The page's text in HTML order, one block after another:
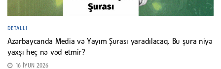
DETALLI
Azərbaycanda Media və Yayım Şurası yaradılacaq. Bu şura niyə
yaxşı heç nə vəd etmir?
16 İYUN 2026